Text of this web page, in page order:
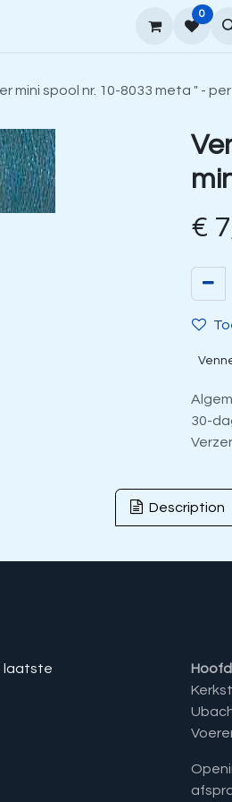
Hoe te
0
mini spool nr. 10-8033 meta " -
€
30-
Description
laatste